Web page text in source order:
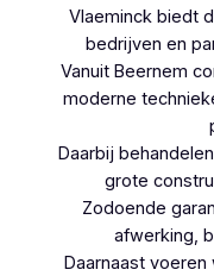
Vlaeminck biedt
bedrijven en
Vanuit Beernem
moderne
Daarbij
grote
Zodoende
afwerking,
Daarnaast